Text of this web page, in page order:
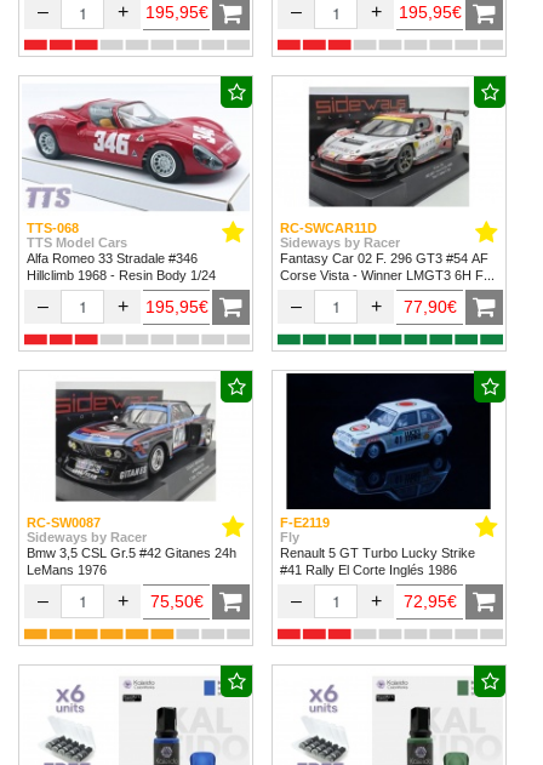
– + 195,95€ – + 195,95€
TTS-068
TTS Model Cars
Alfa Romeo 33 Stradale #346
Hillclimb 1968 - Resin Body 1/24
– + 195,95€
RC-SWCAR11D
Sideways by Racer
Fantasy Car 02 F. 296 GT3 #54 AF
Corse Vista - Winner LMGT3 6H Fuji
– + 77,90€
RC-SW0087
Sideways by Racer
Bmw 3,5 CSL Gr.5 #42 Gitanes 24h
LeMans 1976
– + 75,50€
F-E2119
Fly
Renault 5 GT Turbo Lucky Strike
#41 Rally El Corte Inglés 1986
– + 72,95€